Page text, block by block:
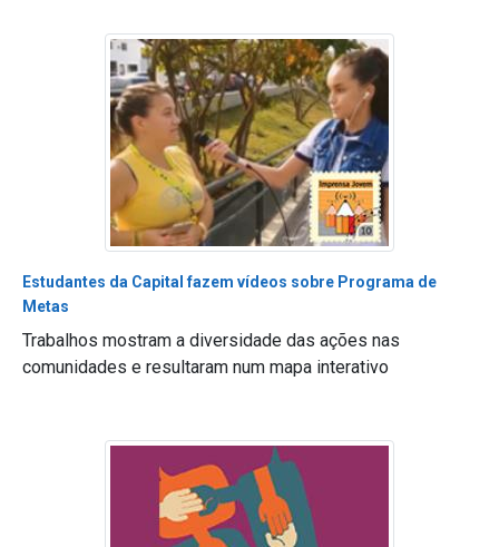
Estudantes da Capital fazem vídeos sobre Programa de
Metas
Trabalhos mostram a diversidade das ações nas
comunidades e resultaram num mapa interativo